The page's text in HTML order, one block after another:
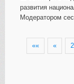
развития
Модератором
«« «